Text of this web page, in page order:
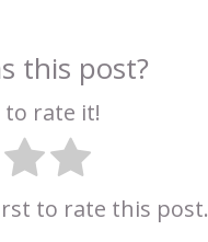
this post?
to rate it!
to rate this post.